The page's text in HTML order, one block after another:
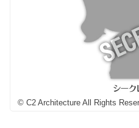
© C2 Architecture All Rights